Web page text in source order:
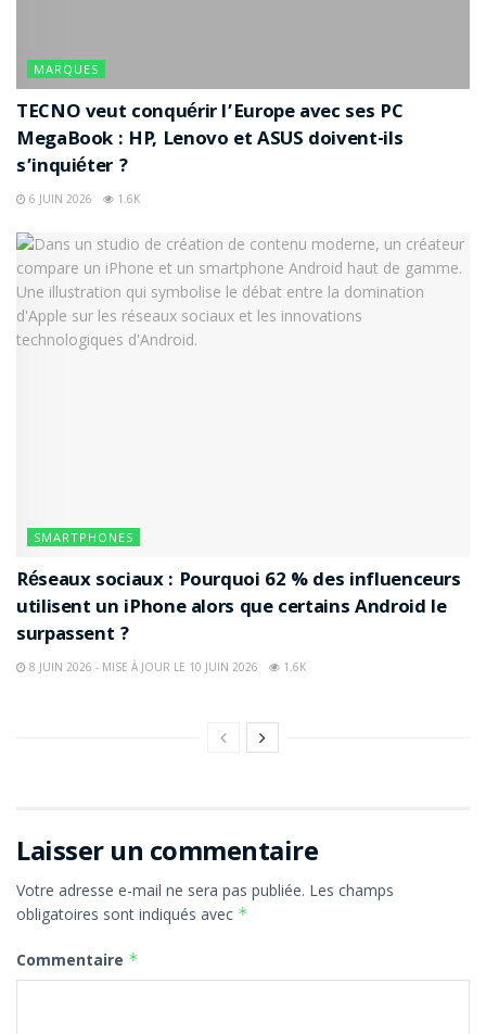
MARQUES
TECNO veut conquérir l’Europe avec ses PC
MegaBook : HP, Lenovo et ASUS doivent-ils
s’inquiéter ?
6 JUIN 2026 1.6K
SMARTPHONES
Réseaux sociaux : Pourquoi 62 % des influenceurs
utilisent un iPhone alors que certains Android le
surpassent ?
8 JUIN 2026 - MISE À JOUR LE 10 JUIN 2026 1.6K
Laisser un commentaire
Votre adresse e-mail ne sera pas publiée. Les champs
obligatoires sont indiqués avec *
Commentaire *